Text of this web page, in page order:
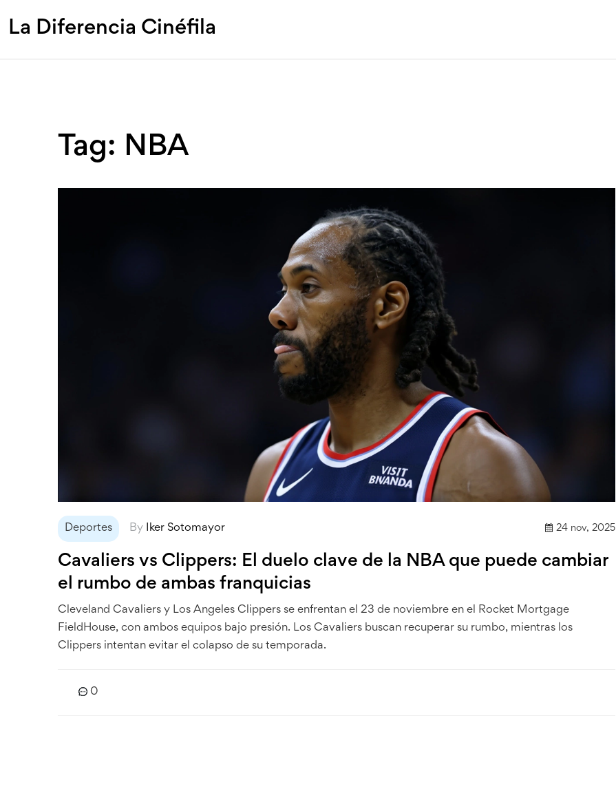
La Diferencia Cinéfila
Tag: NBA
Deportes By Iker Sotomayor 24 nov, 2025
Cavaliers vs Clippers: El duelo clave de la NBA que puede cambiar
el rumbo de ambas franquicias
Cleveland Cavaliers y Los Angeles Clippers se enfrentan el 23 de noviembre en el Rocket Mortgage
FieldHouse, con ambos equipos bajo presión. Los Cavaliers buscan recuperar su rumbo, mientras los
Clippers intentan evitar el colapso de su temporada.
0